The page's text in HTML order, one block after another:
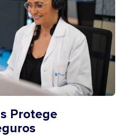
Protege